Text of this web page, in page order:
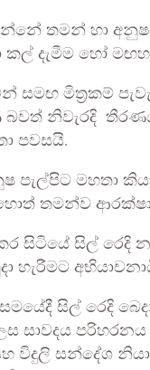
තමන් හා
කල් දැමීම හෝ
සමඟ මිත්‍රකම්
නිවැරදි
පවසයි.
පැල්පිට මහතා
තමන්ව
සිටියේ සිල්
සිල් රෙදි
සාවදය
විදුලි සන්දේශ